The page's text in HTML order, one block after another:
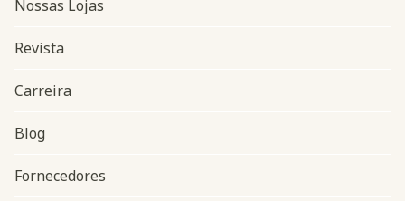
Navegação do rodapé
Nossas Lojas
Revista
Carreira
Blog
Fornecedores